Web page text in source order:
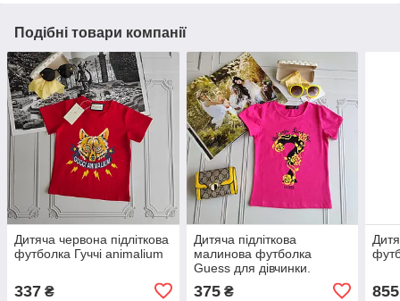
Подібні товари компанії
Дитяча червона підліткова
футболка Гуччі animalium
337 ₴
Дитяча підліткова
малинова футболка
Guess для дівчинки.
375₴ 855